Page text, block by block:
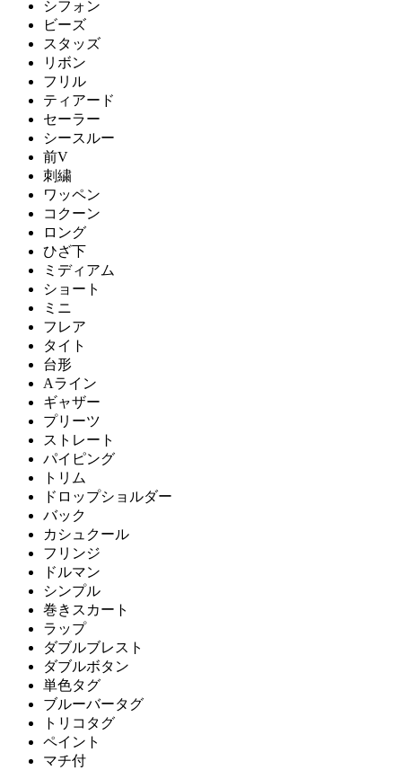
シフォン
ビーズ
スタッズ
リボン
フリル
ティアード
セーラー
シースルー
前V
刺繍
ワッペン
コクーン
ロング
ひざ下
ミディアム
ショート
ミニ
フレア
タイト
台形
Aライン
ギャザー
プリーツ
ストレート
パイピング
トリム
ドロップショルダー
バック
カシュクール
フリンジ
ドルマン
シンプル
巻きスカート
ラップ
ダブルブレスト
ダブルボタン
単色タグ
ブルーバータグ
トリコタグ
ペイント
マチ付